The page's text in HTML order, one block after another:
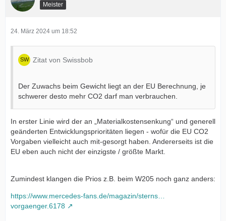
Meister
24. März 2024 um 18:52
Zitat von Swissbob
Der Zuwachs beim Gewicht liegt an der EU Berechnung, je
schwerer desto mehr CO2 darf man verbrauchen.
In erster Linie wird der an „Materialkostensenkung“ und generell
geänderten Entwicklungsprioritäten liegen - wofür die EU CO2
Vorgaben vielleicht auch mit-gesorgt haben. Andererseits ist die
EU eben auch nicht der einzigste / größte Markt.
Zumindest klangen die Prios z.B. beim W205 noch ganz anders:
https://www.mercedes-fans.de/magazin/sterns…
vorgaenger.6178